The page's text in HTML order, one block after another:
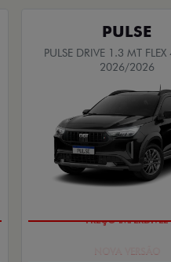
PULSE
PULSE DRIVE 1.3 MT
2026/2026
PREÇO IMPERDÍVEL